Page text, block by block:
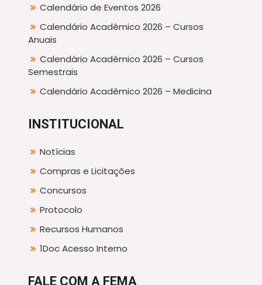
Calendário de Eventos 2026
Calendário Acadêmico 2026 – Cursos
Anuais
Calendário Acadêmico 2026 – Cursos
Semestrais
Calendário Acadêmico 2026 – Medicina
INSTITUCIONAL
Notícias
Compras e Licitações
Concursos
Protocolo
Recursos Humanos
1Doc Acesso Interno
FALE COM A FEMA